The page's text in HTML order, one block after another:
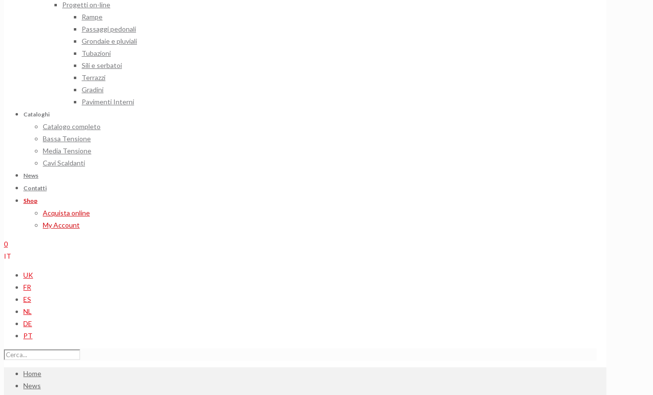
Progetti on-line
Rampe
Passaggi pedonali
Grondaie e pluviali
Tubazioni
Sili e serbatoi
Terrazzi
Gradini
Pavimenti Interni
Cataloghi
Catalogo completo
Bassa Tensione
Media Tensione
Cavi Scaldanti
News
Contatti
Shop
Acquista online
My Account
0
IT
UK
FR
ES
NL
DE
PT
Home
News